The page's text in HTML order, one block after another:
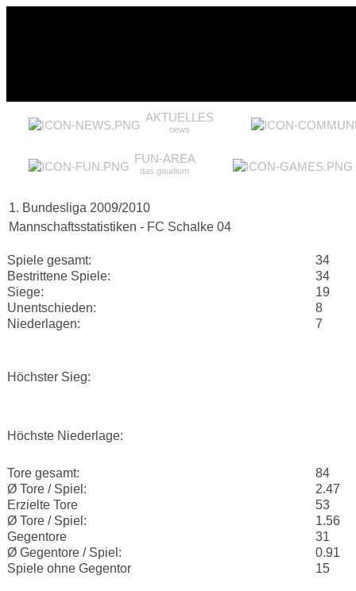
AKTUELLES
news
FUN-AREA
das gaudium
1. Bundesliga 2009/2010
Mannschaftsstatistiken - FC Schalke 04
Spiele gesamt:
34
Bestrittene Spiele:
34
Siege:
19
Unentschieden:
8
Niederlagen:
7
Höchster Sieg:
Höchste Niederlage:
Tore gesamt:
84
Ø Tore / Spiel:
2.47
Erzielte Tore
53
Ø Tore / Spiel:
1.56
Gegentore
31
Ø Gegentore / Spiel:
0.91
Spiele ohne Gegentor
15